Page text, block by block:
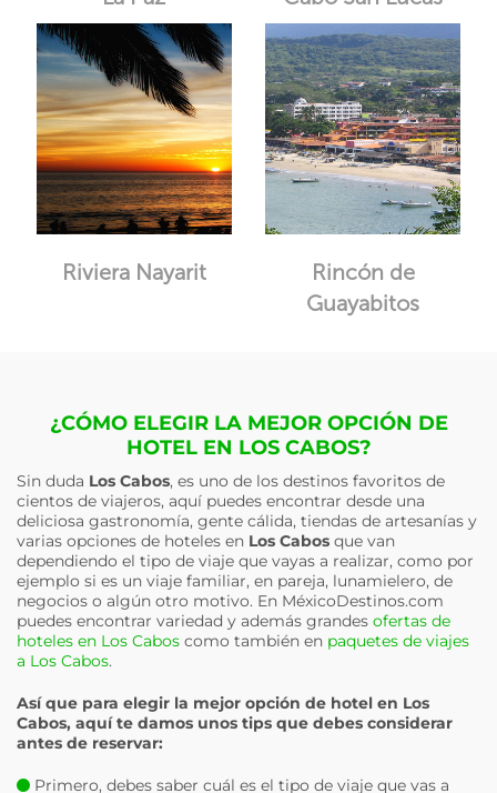
Riviera Nayarit
Rincón de
Guayabitos
¿CÓMO ELEGIR LA MEJOR OPCIÓN DE
HOTEL EN LOS CABOS?
Sin duda Los Cabos, es uno de los destinos favoritos de
cientos de viajeros, aquí puedes encontrar desde una
deliciosa gastronomía, gente cálida, tiendas de artesanías y
varias opciones de hoteles en Los Cabos que van
dependiendo el tipo de viaje que vayas a realizar, como por
ejemplo si es un viaje familiar, en pareja, lunamielero, de
negocios o algún otro motivo. En MéxicoDestinos.com
puedes encontrar variedad y además grandes ofertas de
hoteles en Los Cabos como también en paquetes de viajes
a Los Cabos.
Así que para elegir la mejor opción de hotel en Los
Cabos, aquí te damos unos tips que debes considerar
antes de reservar:
Primero, debes saber cuál es el tipo de viaje que vas a